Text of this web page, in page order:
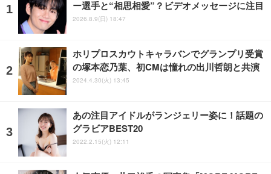
ー選手と“相思相愛”？ビデオメッセージに注目
2026.8.9(日) 18:47
ホリプロスカウトキャラバンでグランプリ受賞
の塚本恋乃葉、初CMは憧れの出川哲朗と共演
2024.4.30(火) 13:45
あの注目アイドルがランジェリー姿に！話題の
グラビアBEST20
2022.2.15(火) 12:11